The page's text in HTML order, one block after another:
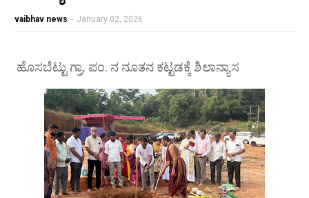
vaibhav news - January 02, 2026
ಹೊಸಬೆಟ್ಟು ಗ್ರಾ. ಪಂ. ನ ನೂತನ ಕಟ್ಟಡಕ್ಕೆ ಶಿಲಾನ್ಯಾಸ